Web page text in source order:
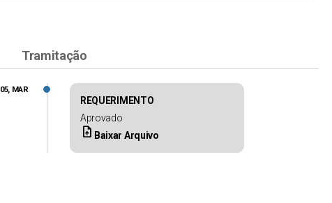
Tramitação
REQUERIMENTO
Aprovado
upload_file Baixar Arquivo
05, MAR